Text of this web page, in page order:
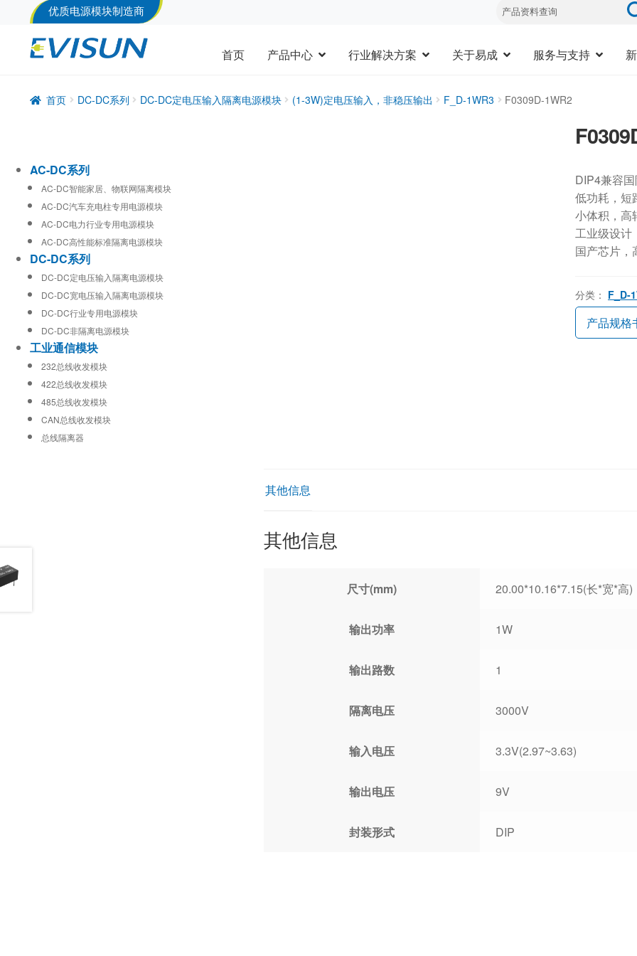
优质电源模块制造商
首页 产品中心 行业解决方案 关于易成 服务与支持
首页 DC-DC系列 DC-DC定电压输入隔离电源模块 (1-3W)定电压输入，非稳压输出 F_D-1WR3 F0309D-1WR2
DIP4兼容
低功耗，短
小体积，高
工业级设计
国产芯片，
分类： F_D-
产品规格
其他信息
其他信息
尺寸(mm) 20.00*10.16*7.15(长*宽*高)
输出功率 1W
输出路数 1
隔离电压 3000V
输入电压 3.3V(2.97~3.63)
输出电压 9V
封装形式 DIP
AC-DC系列
AC-DC智能家居、物联网隔离模块
AC-DC汽车充电柱专用电源模块
AC-DC电力行业专用电源模块
AC-DC高性能标准隔离电源模块
DC-DC系列
DC-DC定电压输入隔离电源模块
DC-DC宽电压输入隔离电源模块
DC-DC行业专用电源模块
DC-DC非隔离电源模块
工业通信模块
232总线收发模块
422总线收发模块
485总线收发模块
CAN总线收发模块
总线隔离器